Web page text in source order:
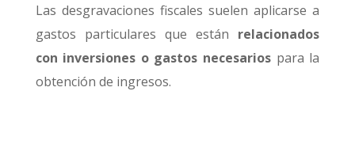
Las desgravaciones fiscales suelen aplicarse a
gastos particulares que están relacionados
con inversiones o gastos necesarios para la
obtención de ingresos.